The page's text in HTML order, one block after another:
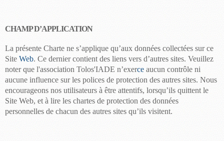
CHAMP D’APPLICATION
La présente Charte ne s’applique qu’aux données collectées sur ce
Site Web. Ce dernier contient des liens vers d’autres sites. Veuillez
noter que l'association Tolos'IADE n’exerce aucun contrôle ni
aucune influence sur les polices de protection des autres sites. Nous
encourageons nos utilisateurs à être attentifs, lorsqu’ils quittent le
Site Web, et à lire les chartes de protection des données
personnelles de chacun des autres sites qu’ils visitent.